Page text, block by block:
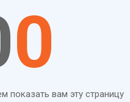
0
вам эту страницу